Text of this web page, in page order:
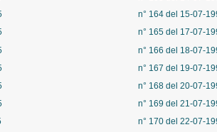
n° 164 del 15-07-
n° 165 del 17-07-
n° 166 del 18-07-
n° 167 del 19-07-
n° 168 del 20-07-
n° 169 del 21-07-
n° 170 del 22-07-